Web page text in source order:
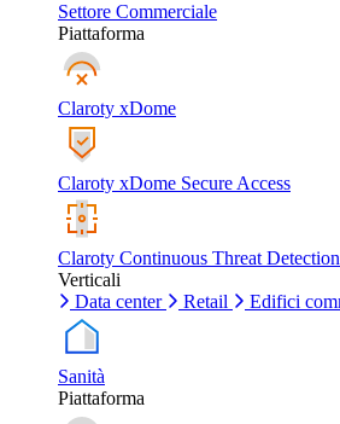
Settore Commerciale
Piattaforma
Claroty xDome
Claroty xDome Secure Access
Claroty Continuous Threat
Verticali
Data center
Retail Edifici
Sanità
Piattaforma